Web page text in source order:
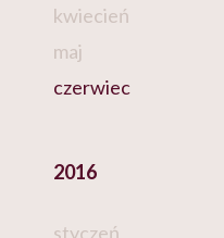
kwiecień
maj
czerwiec
2016
styczeń